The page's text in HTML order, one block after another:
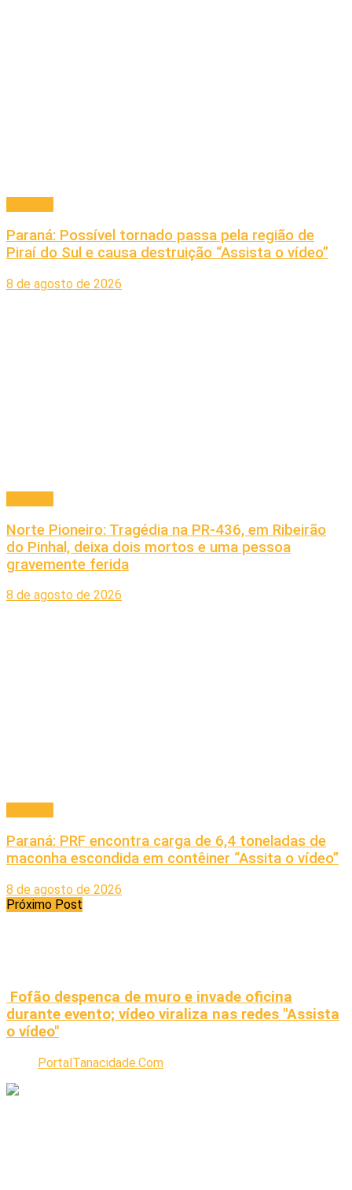
Paraná: Possível tornado passa pela região de
Piraí do Sul e causa destruição “Assista o vídeo”
8 de agosto de 2026
Norte Pioneiro: Tragédia na PR-436, em Ribeirão
do Pinhal, deixa dois mortos e uma pessoa
gravemente ferida
8 de agosto de 2026
Paraná: PRF encontra carga de 6,4 toneladas de
maconha escondida em contêiner “Assita o vídeo”
8 de agosto de 2026
Próximo Post
Fofão despenca de muro e invade oficina
durante evento; vídeo viraliza nas redes "Assista
o vídeo"
PortalTanacidade.Com